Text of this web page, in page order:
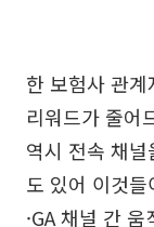
한 보험사 관
리워드가 줄어
역시 전속 채널
도 있어 이것
·GA 채널 간